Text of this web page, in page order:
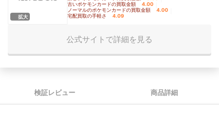
拡大
古いポケモンカードの買取金額 4.00
ノーマルのポケモンカードの買取金額 4.00
宅配買取の手軽さ 4.09
公式サイトで詳細を見る
検証レビュー 商品詳細